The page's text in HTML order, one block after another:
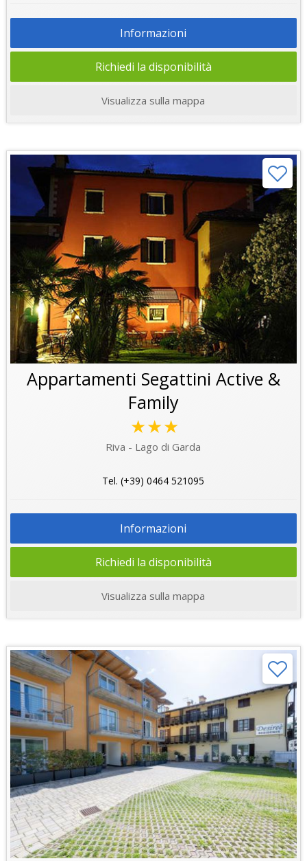
Informazioni
Richiedi la disponibilità
Visualizza sulla mappa
Appartamenti Segattini Active &
Family
★★★
Riva - Lago di Garda
Tel. (+39) 0464 521095
Informazioni
Richiedi la disponibilità
Visualizza sulla mappa